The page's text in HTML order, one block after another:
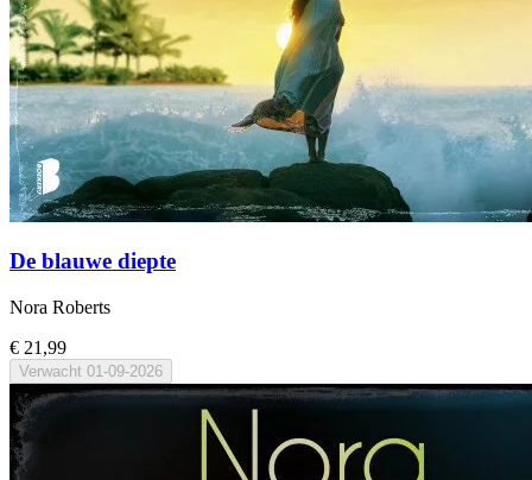
De blauwe diepte
Nora Roberts
€ 21,99
Verwacht 01-09-2026